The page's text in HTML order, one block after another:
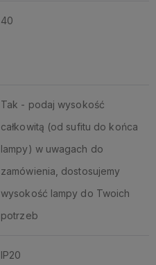
40
Tak - podaj wysokość
całkowitą (od sufitu do końca
lampy) w uwagach do
zamówienia, dostosujemy
wysokość lampy do Twoich
potrzeb
IP20